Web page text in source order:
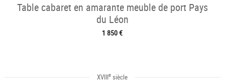
Table cabaret en amarante meuble de port Pays
du Léon
1 850 €
XVIIIe siècle